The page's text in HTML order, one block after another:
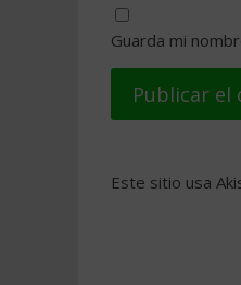
Guarda mi
Este sitio usa